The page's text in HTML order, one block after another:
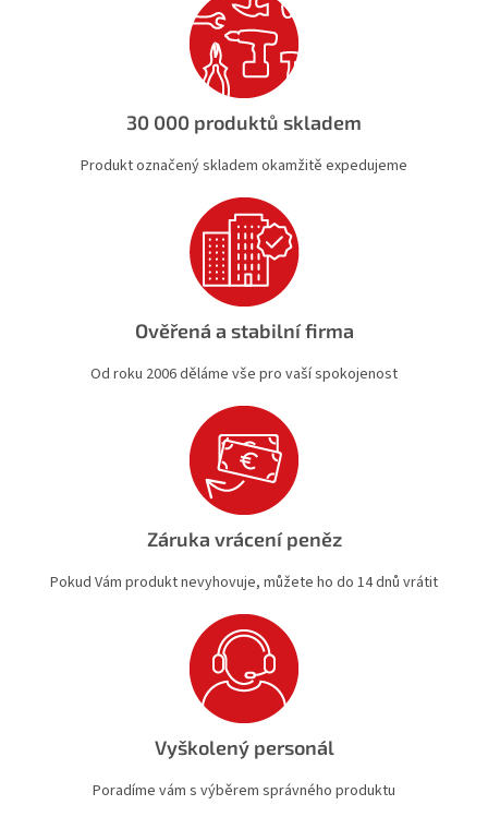
30 000 produktů skladem
Produkt označený skladem okamžitě expedujeme
Ověřená a stabilní firma
Od roku 2006 děláme vše pro vaší spokojenost
Záruka vrácení peněz
Pokud Vám produkt nevyhovuje, můžete ho do 14 dnů vrátit
Vyškolený personál
Poradíme vám s výběrem správného produktu